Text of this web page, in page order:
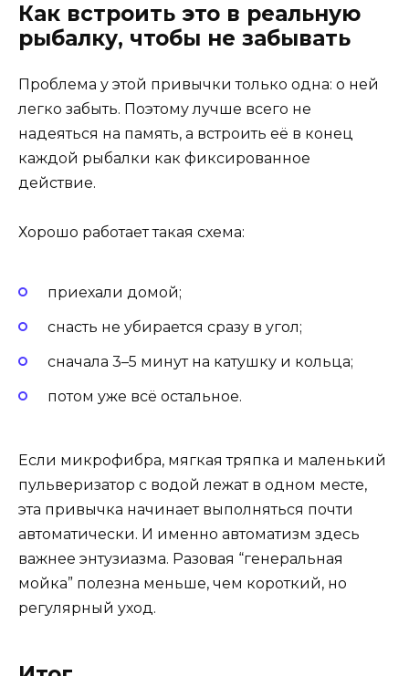
Как встроить это в реальную
рыбалку, чтобы не забывать
Проблема у этой привычки только одна: о ней
легко забыть. Поэтому лучше всего не
надеяться на память, а встроить её в конец
каждой рыбалки как фиксированное
действие.
Хорошо работает такая схема:
приехали домой;
снасть не убирается сразу в угол;
сначала 3–5 минут на катушку и кольца;
потом уже всё остальное.
Если микрофибра, мягкая тряпка и маленький
пульверизатор с водой лежат в одном месте,
эта привычка начинает выполняться почти
автоматически. И именно автоматизм здесь
важнее энтузиазма. Разовая “генеральная
мойка” полезна меньше, чем короткий, но
регулярный уход.